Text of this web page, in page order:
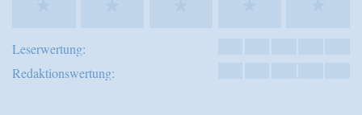
Leserwertung:
Redaktionswertung: